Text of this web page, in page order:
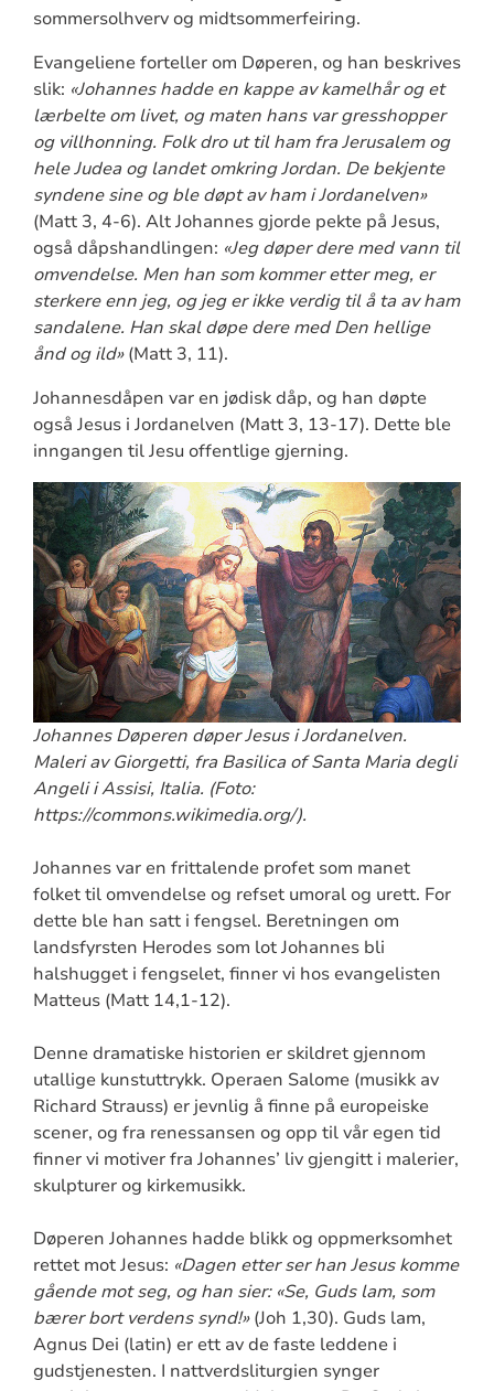
sommersolhverv og midtsommerfeiring.
Evangeliene forteller om Døperen, og han beskrives
slik: «Johannes hadde en kappe av kamelhår og et
lærbelte om livet, og maten hans var gresshopper
og villhonning. Folk dro ut til ham fra Jerusalem og
hele Judea og landet omkring Jordan. De bekjente
syndene sine og ble døpt av ham i Jordanelven»
(Matt 3, 4-6). Alt Johannes gjorde pekte på Jesus,
også dåpshandlingen: «Jeg døper dere med vann til
omvendelse. Men han som kommer etter meg, er
sterkere enn jeg, og jeg er ikke verdig til å ta av ham
sandalene. Han skal døpe dere med Den hellige
ånd og ild»(Matt 3, 11).
Johannesdåpen var en jødisk dåp, og han døpte
også Jesus i Jordanelven (Matt 3, 13-17). Dette ble
inngangen til Jesu offentlige gjerning.
Johannes Døperen døper Jesus i Jordanelven.
Maleri av Giorgetti, fra Basilica of Santa Maria degli
Angeli i Assisi, Italia. (Foto:
https://commons.wikimedia.org/).
Johannes var en frittalende profet som manet
folket til omvendelse og refset umoral og urett. For
dette ble han satt i fengsel. Beretningen om
landsfyrsten Herodes som lot Johannes bli
halshugget i fengselet, finner vi hos evangelisten
Matteus (Matt 14,1-12).
Denne dramatiske historien er skildret gjennom
utallige kunstuttrykk. Operaen Salome (musikk av
Richard Strauss) er jevnlig å finne på europeiske
scener, og fra renessansen og opp til vår egen tid
finner vi motiver fra Johannes’ liv gjengitt i malerier,
skulpturer og kirkemusikk.
Døperen Johannes hadde blikk og oppmerksomhet
rettet mot Jesus: «Dagen etter ser han Jesus komme
gående mot seg, og han sier: «Se, Guds lam, som
bærer bort verdens synd!»(Joh 1,30). Guds lam,
Agnus Dei (latin) er ett av de faste leddene i
gudstjenesten. I nattverdsliturgien synger